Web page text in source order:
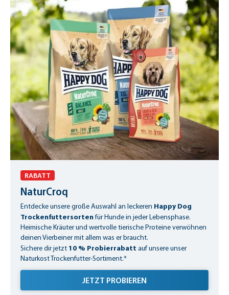
RABATT
NaturCroq
Entdecke unsere große Auswahl an leckeren Happy Dog
Trockenfuttersortenfür Hunde in jeder Lebensphase.
Heimische Kräuter und wertvolle tierische Proteine verwöhnen
deinen Vierbeiner mit allem was er braucht.
Sichere dir jetzt 10 % Probierrabatt auf unsere unser
Naturkost Trockenfutter-Sortiment.*
JETZT PROBIEREN